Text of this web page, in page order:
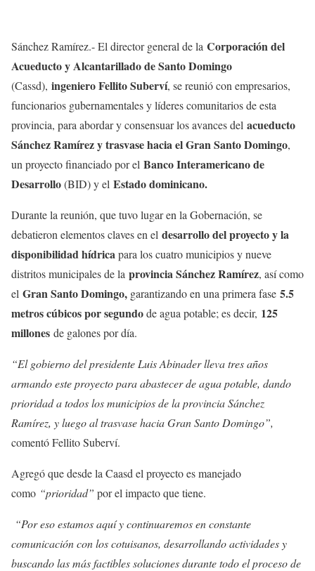
Sánchez Ramírez.- El director general de la Corporación del
Acueducto y Alcantarillado de Santo Domingo
(Cassd), ingeniero Fellito Suberví, se reunió con empresarios,
funcionarios gubernamentales y líderes comunitarios de esta
provincia, para abordar y consensuar los avances del acueducto
Sánchez Ramírez y trasvase hacia el Gran Santo Domingo,
un proyecto financiado por el Banco Interamericano de
Desarrollo(BID) y el Estado dominicano.
Durante la reunión, que tuvo lugar en la Gobernación, se
debatieron elementos claves en el desarrollo del proyecto y la
disponibilidad hídricapara los cuatro municipios y nueve
distritos municipales de la provincia Sánchez Ramírez, así como
el Gran Santo Domingo, garantizando en una primera fase 5.5
metros cúbicos por segundode agua potable; es decir, 125
millones de galones por día.
“El gobierno del presidente Luis Abinader lleva tres años
armando este proyecto para abastecer de agua potable, dando
prioridad a todos los municipios de la provincia Sánchez
Ramírez, y luego al trasvase hacia Gran Santo Domingo”,
comentó Fellito Suberví.
Agregó que desde la Caasd el proyecto es manejado
como “prioridad” por el impacto que tiene.
“Por eso estamos aquí y continuaremos en constante
comunicación con los cotuisanos, desarrollando actividades y
buscando las más factibles soluciones durante todo el proceso de